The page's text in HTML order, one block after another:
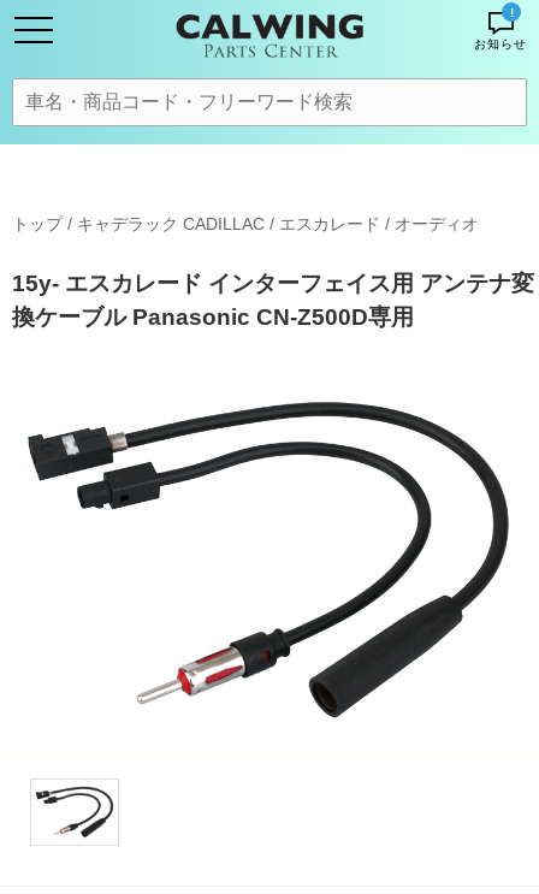
!
お知らせ
トップ/ キャデラック CADILLAC / エスカレード / オーディオ
15y- エスカレード インターフェイス用 アンテナ変
換ケーブル Panasonic CN-Z500D専用